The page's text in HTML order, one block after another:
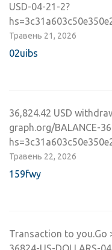
USD-04-21-2?
Травень 21, 2026
02uibs
36,824.42 USD
graph.org/BALANCE-
Травень 22, 2026
159fwy
Transaction to you.Go